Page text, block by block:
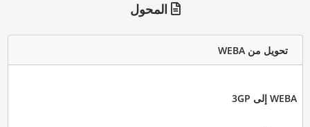
المحول
تحويل من WEBA
WEBA إلى 3GP